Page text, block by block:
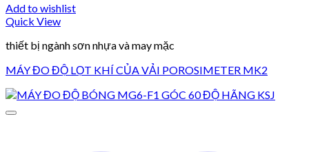
Add to wishlist
Quick View
thiết bị ngành sơn nhựa và may mặc
MÁY ĐO ĐỘ LỌT KHÍ CỦA VẢI POROSIMETER MK2